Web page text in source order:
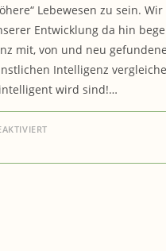
Lebewesen zu sein.
Entwicklung da hin
mit, von und neu
Intelligenz
wird sind!…
GROK